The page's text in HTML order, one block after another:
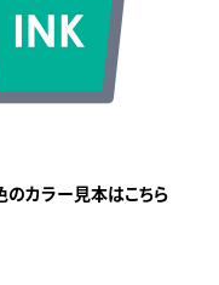
のカラー見本はこちら